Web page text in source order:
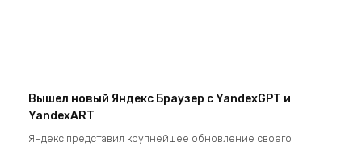
Вышел новый Яндекс Браузер с YandexGPT и
YandexART
Яндекс представил крупнейшее обновление своего